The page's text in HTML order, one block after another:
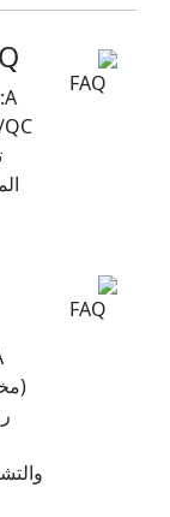
Q: ما هو نموذج NCR في البناء؟